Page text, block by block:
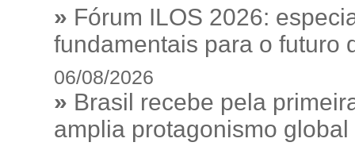
» Fórum ILOS 2026:
fundamentais para o futuro
06/08/2026
» Brasil recebe pela
amplia protagonismo